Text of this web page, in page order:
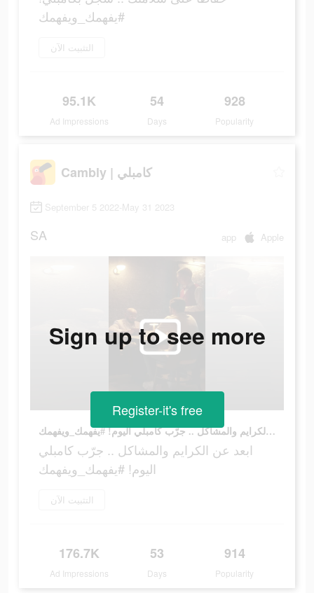
#يفهمك_ويفهمك
التثبيت الآن
95.1K
Ad Impressions
54
Days
928
Popularity
Cambly | كامبلي
September 5 2022-May 31 2023
SA app Apple
ابعد عن الكرايم والمشاكل .. جرّب كامبلي اليوم! #يفهمك_ويفهمك
ابعد عن الكرايم والمشاكل .. جرّب كامبلي
اليوم! #يفهمك_ويفهمك
التثبيت الآن
176.7K
Ad Impressions
53
Days
914
Popularity
Sign up to see more
Register-it's free